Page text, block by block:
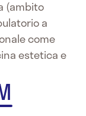
(ambito
a
come
estetica e